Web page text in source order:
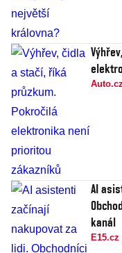
Auto.cz
AI
kanál
E15.cz